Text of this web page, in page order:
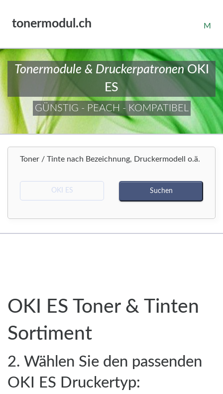
tonermodul.ch M
Tonermodule & DruckerpatronenOKI
ES
GÜNSTIG - PEACH - KOMPATIBEL
Toner / Tinte nach Bezeichnung, Druckermodell o.ä.
OKI ES Toner & Tinten
Sortiment
2. Wählen Sie den passenden
OKI ES Druckertyp: